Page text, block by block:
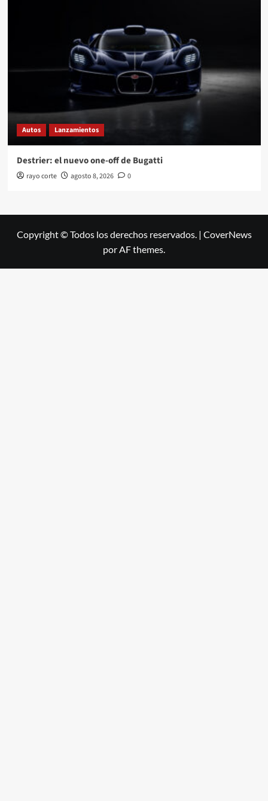
Autos Lanzamientos
Destrier: el nuevo one-off de Bugatti
rayo corte agosto 8, 2026 0
Copyright © Todos los derechos reservados. | CoverNews
por AF themes.